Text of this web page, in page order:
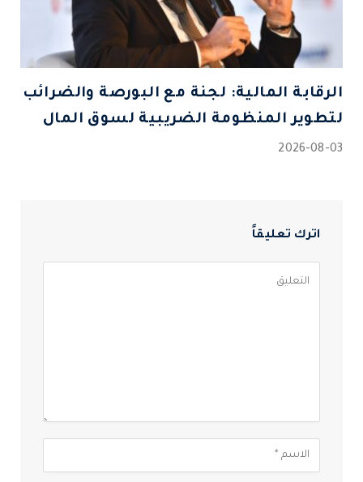
الرقابة المالية: لجنة مع البورصة والضرائب
لتطوير المنظومة الضريبية لسوق المال
2026-08-03
اترك تعليقاً